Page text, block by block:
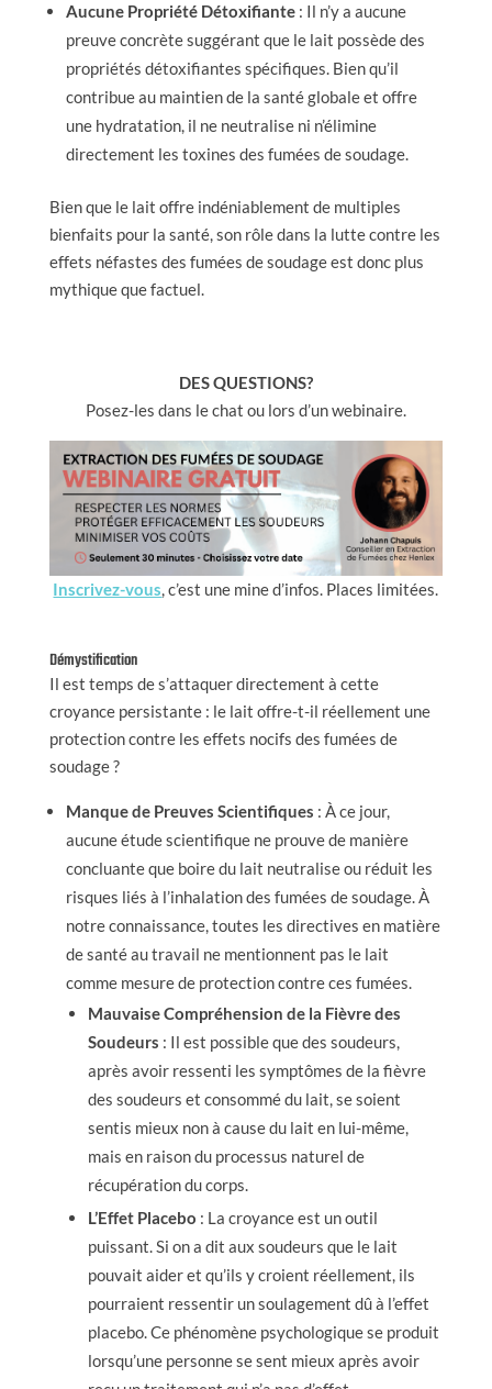
Aucune Propriété Détoxifiante: Il n’y a aucune
preuve concrète suggérant que le lait possède des
propriétés détoxifiantes spécifiques. Bien qu’il
contribue au maintien de la santé globale et offre
une hydratation, il ne neutralise ni n’élimine
directement les toxines des fumées de soudage.
Bien que le lait offre indéniablement de multiples
bienfaits pour la santé, son rôle dans la lutte contre les
effets néfastes des fumées de soudage est donc plus
mythique que factuel.
DES QUESTIONS?
Posez-les dans le chat ou lors d’un webinaire.
Inscrivez-vous, c’est une mine d’infos. Places limitées.
Démystification
Il est temps de s’attaquer directement à cette
croyance persistante : le lait offre-t-il réellement une
protection contre les effets nocifs des fumées de
soudage ?
Manque de Preuves Scientifiques : À ce jour,
aucune étude scientifique ne prouve de manière
concluante que boire du lait neutralise ou réduit les
risques liés à l’inhalation des fumées de soudage. À
notre connaissance, toutes les directives en matière
de santé au travail ne mentionnent pas le lait
comme mesure de protection contre ces fumées.
Mauvaise Compréhension de la Fièvre des
Soudeurs : Il est possible que des soudeurs,
après avoir ressenti les symptômes de la fièvre
des soudeurs et consommé du lait, se soient
sentis mieux non à cause du lait en lui-même,
mais en raison du processus naturel de
récupération du corps.
L’Effet Placebo : La croyance est un outil
puissant. Si on a dit aux soudeurs que le lait
pouvait aider et qu’ils y croient réellement, ils
pourraient ressentir un soulagement dû à l’effet
placebo. Ce phénomène psychologique se produit
lorsqu’une personne se sent mieux après avoir